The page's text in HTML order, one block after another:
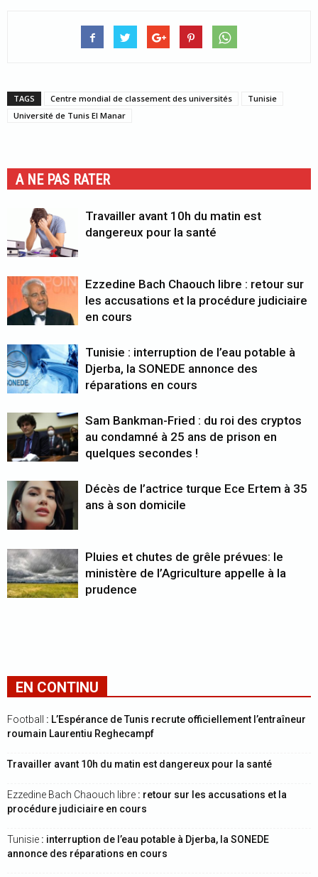
TAGS Centre mondial de classement des universités
Tunisie
Université de Tunis El Manar
A NE PAS RATER
Travailler avant 10h du matin est
dangereux pour la santé
Ezzedine Bach Chaouch libre : retour sur
les accusations et la procédure judiciaire
en cours
Tunisie : interruption de l’eau potable à
Djerba, la SONEDE annonce des
réparations en cours
Sam Bankman-Fried : du roi des cryptos
au condamné à 25 ans de prison en
quelques secondes !
Décès de l’actrice turque Ece Ertem à 35
ans à son domicile
Pluies et chutes de grêle prévues: le
ministère de l’Agriculture appelle à la
prudence
EN CONTINU
Football
: L’Espérance de Tunis recrute officiellement l’entraîneur
roumain Laurentiu Reghecampf
Travailler avant 10h du matin est dangereux pour la santé
Ezzedine Bach Chaouch libre : retour sur les accusations et la
procédure judiciaire en cours
Tunisie : interruption de l’eau potable à Djerba, la SONEDE
annonce des réparations en cours